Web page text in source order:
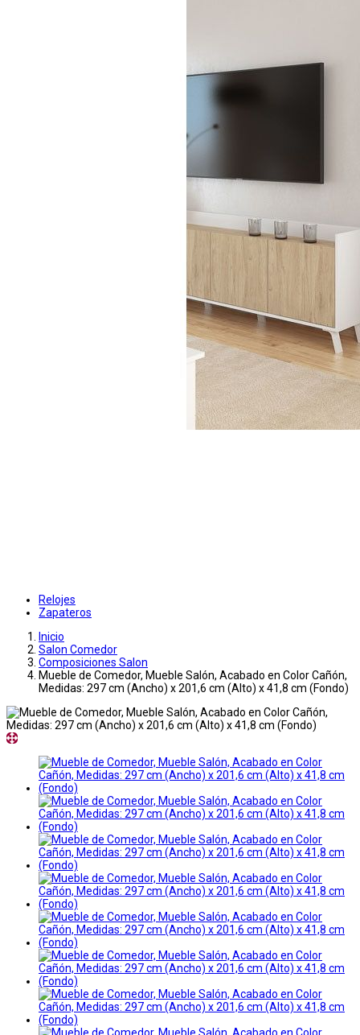
Relojes
Zapateros
Inicio
Salon Comedor
Composiciones Salon
Mueble de Comedor, Mueble Salón, Acabado en Color Cañón,
Medidas: 297 cm (Ancho) x 201,6 cm (Alto) x 41,8 cm (Fondo)